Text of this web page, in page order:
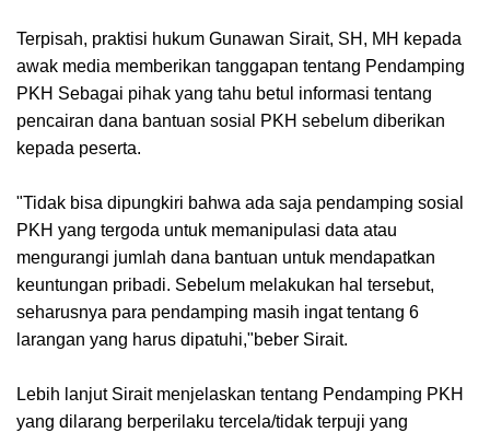
Terpisah, praktisi hukum Gunawan Sirait, SH, MH kepada
awak media memberikan tanggapan tentang Pendamping
PKH Sebagai pihak yang tahu betul informasi tentang
pencairan dana bantuan sosial PKH sebelum diberikan
kepada peserta.
"Tidak bisa dipungkiri bahwa ada saja pendamping sosial
PKH yang tergoda untuk memanipulasi data atau
mengurangi jumlah dana bantuan untuk mendapatkan
keuntungan pribadi. Sebelum melakukan hal tersebut,
seharusnya para pendamping masih ingat tentang 6
larangan yang harus dipatuhi,"beber Sirait.
Lebih lanjut Sirait menjelaskan tentang Pendamping PKH
yang dilarang berperilaku tercela/tidak terpuji yang